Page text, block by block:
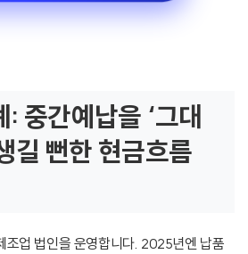
중간예납을 ‘그대
길 뻔한 현금흐름
조업 법인을 운영합니다. 2025년엔 납품